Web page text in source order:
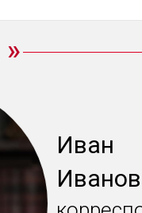
Иван
Ива­нов